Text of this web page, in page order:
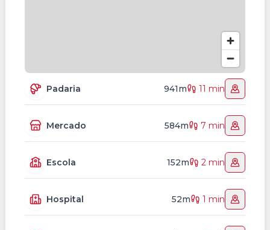
Padaria 941m 11 min
Mercado 584m 7 min
Escola 152m 2 min
Hospital 52m 1 min